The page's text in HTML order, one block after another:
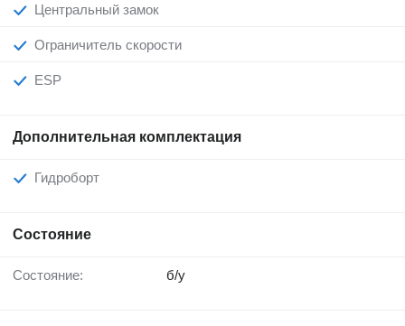
Центральный замок
Ограничитель скорости
ESP
Дополнительная комплектация
Гидроборт
Состояние
Состояние: б/у